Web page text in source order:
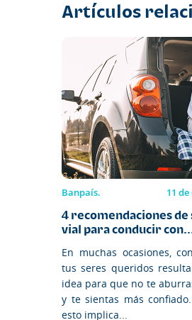
Artículos
Banpaís. 11
4 recomendaciones
vial para conducir
En muchas ocasiones,
tus seres queridos
idea para que no te
y te sientas más
esto implica...